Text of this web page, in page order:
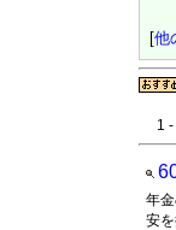
[他
1 -
年
安